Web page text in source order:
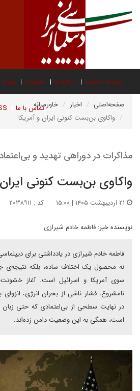
صفحه نخست درباره ما عضویت
تماس با ما صفحه‌اصلی اخبار
خاورمیانه
واکاوی بن‌بست کنونی ایران و آمریکا
مذاکرات در دوراهی تهدید و
واکاوی بن‌بست کنونی
کد : ۲۰۳۸۹۱۱
نویسنده خبر: فاطمه خادم شیرازی
فاطمه خادم شیرازی در یادداشتی برای
نه محصول یک اختلاف ساده، بلکه
سوی آمریکا و اسرائیل است. آغاز
نامشروع، فشار ناشی از بحران انرژی، انزوای
در نهایت سطحی از بی‌اعتمادی که حتی زبان
است، همگی به این وضعیت دامن زده‌اند.